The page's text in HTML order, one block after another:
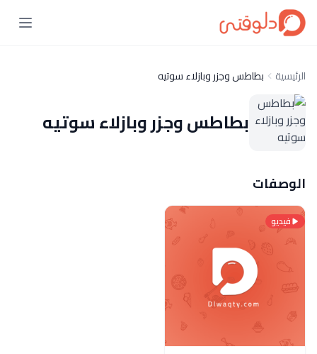
الرئيسية بطاطس وجزر وبازلاء سوتيه
بطاطس وجزر وبازلاء سوتيه
الوصفات
فيديو